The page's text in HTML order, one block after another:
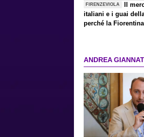
FIRENZEVIOLA
Il
italiani e i guai
perché la
ANDREA